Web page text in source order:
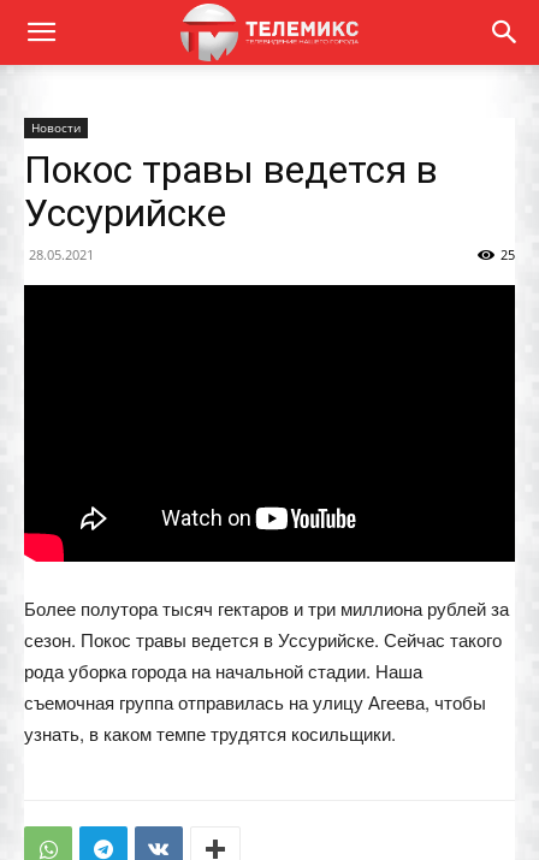
Новости
Покос травы ведется в
Уссурийске
28.05.2021 25
Более полутора тысяч гектаров и три миллиона рублей за
сезон. Покос травы ведется в Уссурийске. Сейчас такого
рода уборка города на начальной стадии. Наша
съемочная группа отправилась на улицу Агеева, чтобы
узнать, в каком темпе трудятся косильщики.